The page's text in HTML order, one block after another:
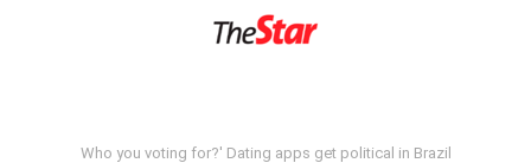
Who you voting for?' Dating apps get political in Brazil